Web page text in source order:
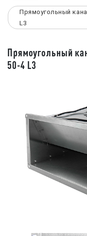
Прямоугольный
L3
Прямоугольный
50-4 L3